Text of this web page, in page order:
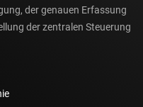
der genauen Erfassung
der zentralen Steuerung